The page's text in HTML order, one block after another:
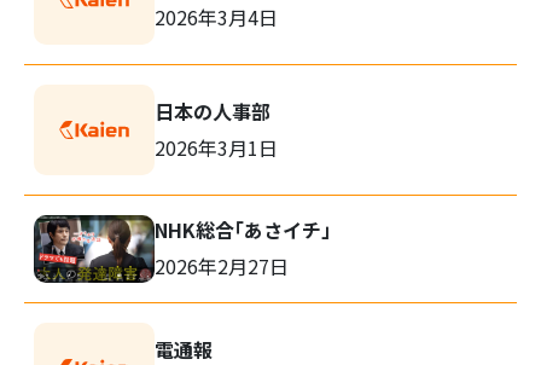
2026年3月4日
日本の人事部
2026年3月1日
NHK総合「あさイチ」
2026年2月27日
電通報